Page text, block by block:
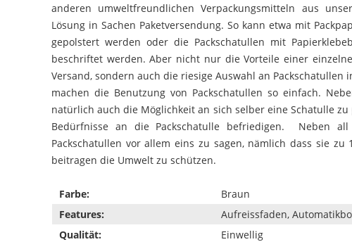
anderen umweltfreundlichen Verpackungsmitteln aus
Lösung in Sachen Paketversendung. So kann etwa mit
gepolstert werden oder die Packschatullen mit
beschriftet werden. Aber nicht nur die Vorteile einer
Versand, sondern auch die riesige Auswahl an
machen die Benutzung von Packschatullen so einfach.
natürlich auch die Möglichkeit an sich selber eine Schatulle
Bedürfnisse an die Packschatulle befriedigen. Neben
Packschatullen vor allem eins zu sagen, nämlich dass sie
beitragen die Umwelt zu schützen.
Farbe:
Braun
Features:
Aufreissfaden,
Qualität:
Einwellig